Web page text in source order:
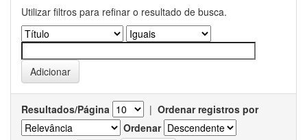
Utilizar filtros para refinar o resultado de busca.
Resultados/Página | Ordenar registros por
Ordenar